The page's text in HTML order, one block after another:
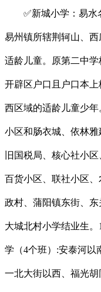
✅新城小学：易水名
易州镇所辖荆轲山、
适龄儿童。原第二中
开辟区户口且户口本
西区域的适龄儿童少
小区和肠衣城、依林雅
旧国税局、核心社小
百货小区、联社小区
政村、蒲阳镇东街、东
大城北村小学结业生
学（4个班）:安泰河以
一北大街以西、福光